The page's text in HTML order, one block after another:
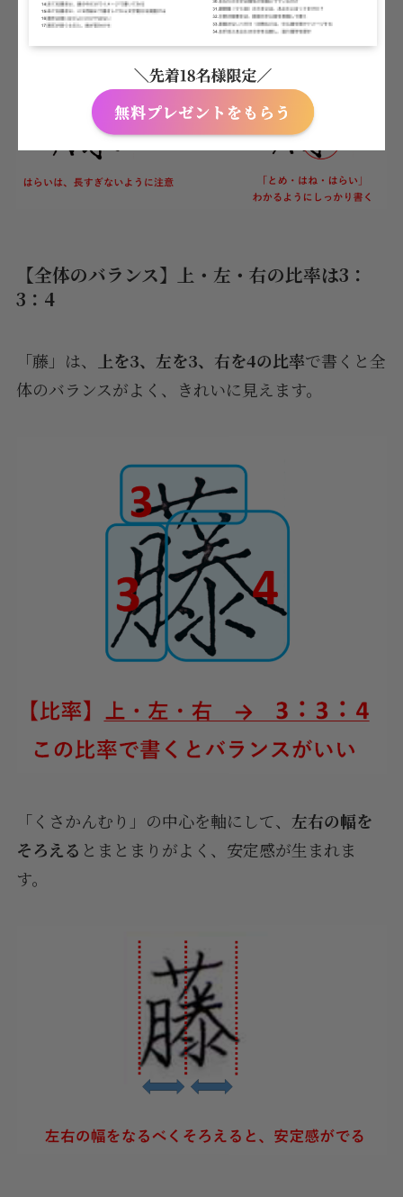
【全体のバランス】上・左・右の比率は3：
3：4
「藤」は、 上を3、左を3、右を4の比率で書くと全
体のバランスがよく、きれいに見えます。
「くさかんむり」の中心を軸にして、 左右の幅を
そろえる とまとまりがよく、安定感が生まれま
す。